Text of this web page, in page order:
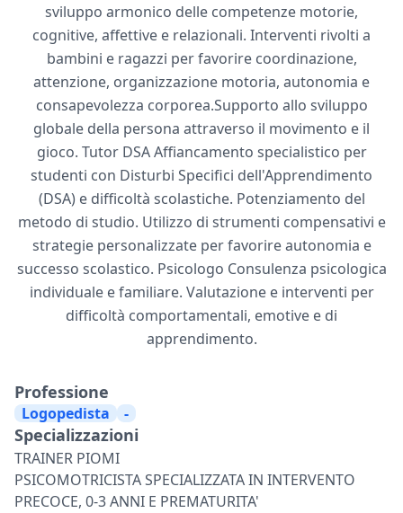
sviluppo armonico delle competenze motorie,
cognitive, affettive e relazionali. Interventi rivolti a
bambini e ragazzi per favorire coordinazione,
attenzione, organizzazione motoria, autonomia e
consapevolezza corporea.Supporto allo sviluppo
globale della persona attraverso il movimento e il
gioco. Tutor DSA Affiancamento specialistico per
studenti con Disturbi Specifici dell'Apprendimento
(DSA) e difficoltà scolastiche. Potenziamento del
metodo di studio. Utilizzo di strumenti compensativi e
strategie personalizzate per favorire autonomia e
successo scolastico. Psicologo Consulenza psicologica
individuale e familiare. Valutazione e interventi per
difficoltà comportamentali, emotive e di
apprendimento.
Professione
Logopedista -
Specializzazioni
TRAINER PIOMI
PSICOMOTRICISTA SPECIALIZZATA IN INTERVENTO
PRECOCE, 0-3 ANNI E PREMATURITA'